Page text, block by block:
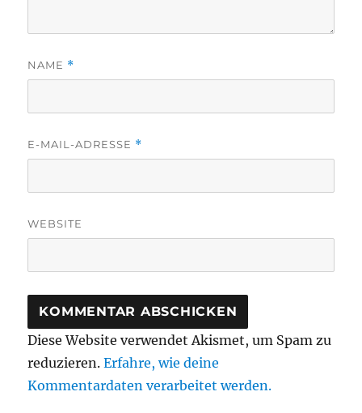
NAME *
E-MAIL-ADRESSE *
WEBSITE
Diese Website verwendet Akismet, um Spam zu
reduzieren.Erfahre, wie deine
Kommentardaten verarbeitet werden.